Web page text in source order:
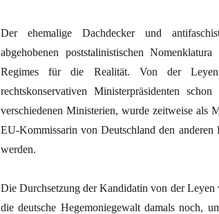
Der ehemalige Dachdecker und
abgehobenen poststalinistischen
Regimes für die Realität. Von der
rechtskonservativen Ministerpräsidenten
verschiedenen Ministerien, wurde zeitweise als
EU-Kommissarin von Deutschland den
werden.
Die Durchsetzung der Kandidatin von der
die deutsche Hegemoniegewalt damals noch,